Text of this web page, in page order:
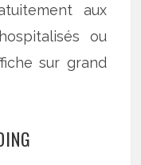
aux
ou
sur grand